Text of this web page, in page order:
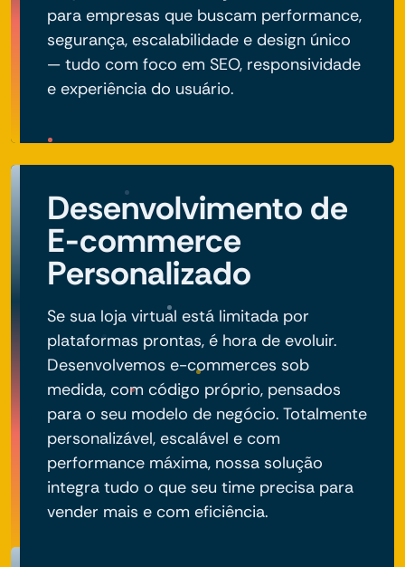
para empresas que buscam performance,
segurança, escalabilidade e design único
— tudo com foco em SEO, responsividade
e experiência do usuário.
Desenvolvimento de
E-commerce
Personalizado
Se sua loja virtual está limitada por
plataformas prontas, é hora de evoluir.
Desenvolvemos e-commerces sob
medida, com código próprio, pensados
para o seu modelo de negócio. Totalmente
personalizável, escalável e com
performance máxima, nossa solução
integra tudo o que seu time precisa para
vender mais e com eficiência.